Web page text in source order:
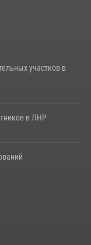
участков в
в ЛНР